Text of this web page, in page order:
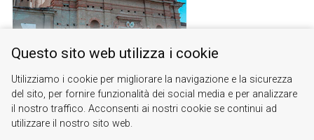
Questo sito web utilizza i cookie
Utilizziamo i cookie per migliorare la navigazione e la sicurezza
del sito, per fornire funzionalità dei social media e per analizzare
il nostro traffico. Acconsenti ai nostri cookie se continui ad
utilizzare il nostro sito web.